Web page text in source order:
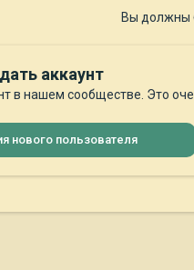
Вы должны
аккаунт
в нашем сообществе. Это
нового пользователя